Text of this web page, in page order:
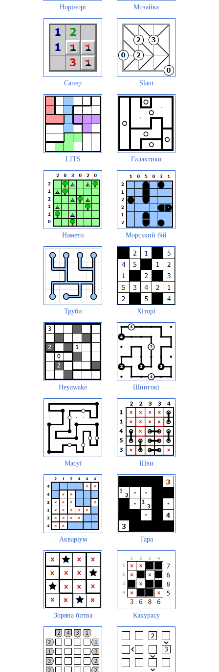
Норінорі Мозайка
Сапер Slant
LITS Галактики
Намети Морський бій
Труби Хіторі
Heyawake Шингокі
Масуї Шви
Акваріум Tapa
Зоряна битва Какурасу